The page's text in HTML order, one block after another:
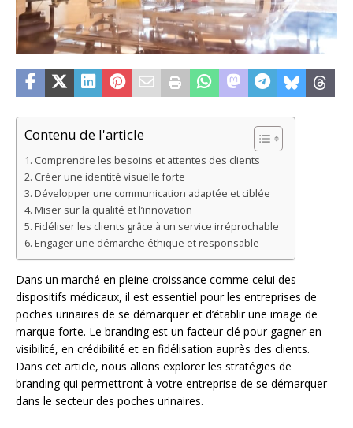
Contenu de l'article
Comprendre les besoins et attentes des clients
Créer une identité visuelle forte
Développer une communication adaptée et ciblée
Miser sur la qualité et l’innovation
Fidéliser les clients grâce à un service irréprochable
Engager une démarche éthique et responsable
Dans un marché en pleine croissance comme celui des
dispositifs médicaux, il est essentiel pour les entreprises de
poches urinaires de se démarquer et d’établir une image de
marque forte. Le branding est un facteur clé pour gagner en
visibilité, en crédibilité et en fidélisation auprès des clients.
Dans cet article, nous allons explorer les stratégies de
branding qui permettront à votre entreprise de se démarquer
dans le secteur des poches urinaires.